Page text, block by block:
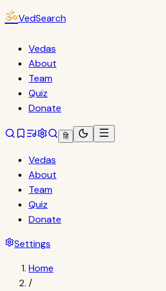
ॐVedSearch
Vedas
About
Team
Quiz
Donate
हि
Vedas
About
Team
Quiz
Donate
Settings
Home
/